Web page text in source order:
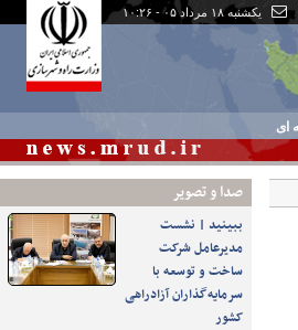
یکشنبه ۱۸ مرداد ۰۵ - ۱۰:۲۶
ای
صدا و تصوير
ببینید | نشست
مدیرعامل شرکت
ساخت و توسعه با
سرمایه‌گذاران آزادراهی
کشور